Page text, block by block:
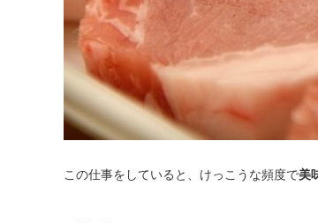
この仕事をしていると、けっこうな頻度で美